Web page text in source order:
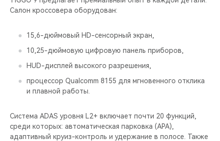
Салон кроссовера оборудован:
15,6-дюймовый HD-сенсорный экран,
10,25-дюймовую цифровую панель приборов,
HUD-дисплей высокого разрешения,
процессор Qualcomm 8155 для мгновенного отклика
и плавной работы.
Система ADAS уровня L2+ включает почти 20 функций,
среди которых: автоматическая парковка (APA),
адаптивный круиз-контроль и удержание в полосе. Также